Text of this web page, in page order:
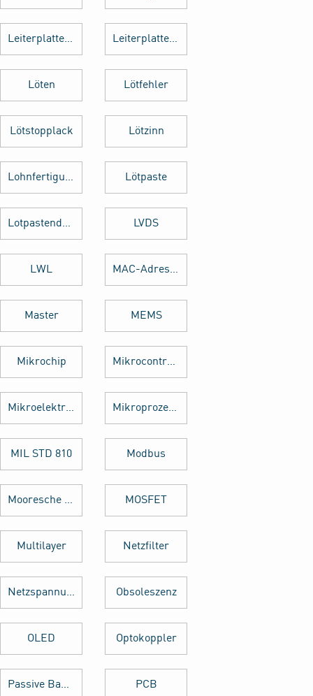
Leiterplattenbestückung Leiterplattenentflechtung
Löten Lötfehler
Lötstopplack Lötzinn
Lohnfertigung Lötpaste
Lotpastendruck LVDS
LWL MAC-Adresse
Master MEMS
Mikrochip Mikrocontroller
Mikroelektronik Mikroprozessor
MIL STD 810 Modbus
Mooresche Gesetz MOSFET
Multilayer Netzfilter
Netzspannung Obsoleszenz
OLED Optokoppler
Passive Bauelemente PCB